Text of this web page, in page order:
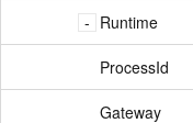
Runtime
ProcessId
Gateway